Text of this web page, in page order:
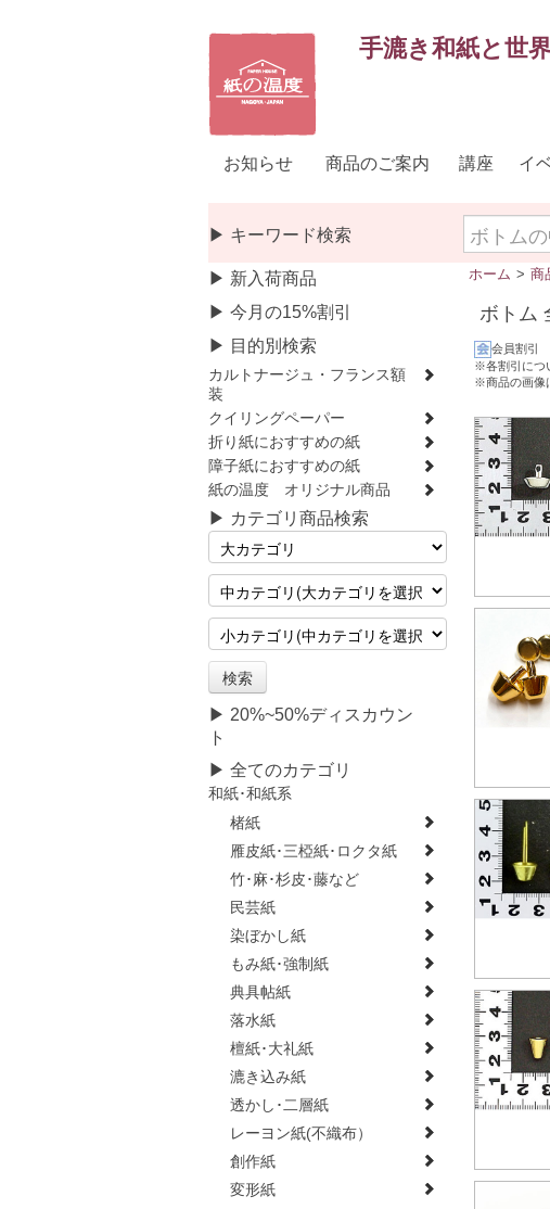
手漉き和紙と世
お知らせ 商品のご案内 講座 イ
▶ キーワード検索
▶ 新入荷商品
▶ 今月の15%割引
▶ 目的別検索
カルトナージュ・フランス額
装
クイリングペーパー
折り紙におすすめの紙
障子紙におすすめの紙
紙の温度 オリジナル商品
▶ カテゴリ商品検索
▶ 20%~50%ディスカウン
ト
▶ 全てのカテゴリ
和紙･和紙系
楮紙
雁皮紙･三椏紙･ロクタ紙
竹･麻･杉皮･藤など
民芸紙
染ぼかし紙
もみ紙･強制紙
典具帖紙
落水紙
檀紙･大礼紙
漉き込み紙
透かし･二層紙
レーヨン紙(不織布）
創作紙
変形紙
ホーム > 商
ボトム
会員割引
※各割引につ
※商品の画像